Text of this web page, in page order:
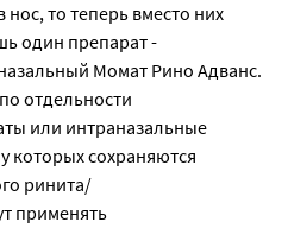
то теперь вместо них
один препарат -
Момат Рино Адванс.
отдельности
или интраназальные
которых сохраняются
ринита/
применять